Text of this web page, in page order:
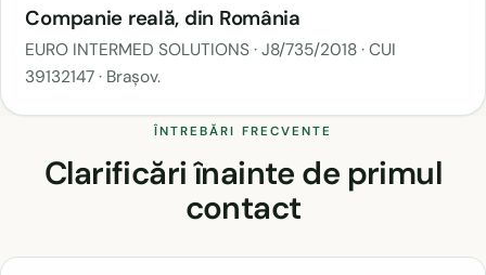
Companie reală, din România
EURO INTERMED SOLUTIONS · J8/735/2018 · CUI
39132147 · Brașov.
ÎNTREBĂRI FRECVENTE
Clarificări înainte de primul
contact